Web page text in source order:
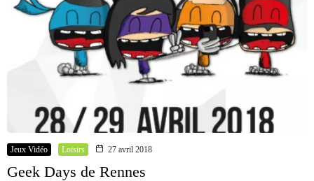
Jeux Vidéo Loisirs 27 avril 2018
Geek Days de Rennes